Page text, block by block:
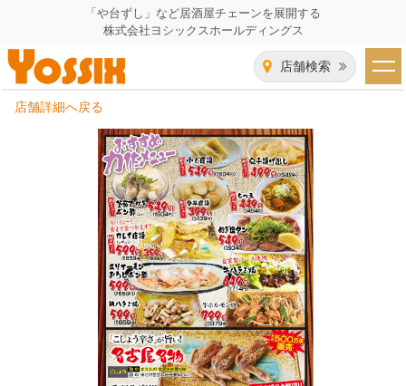
「や台ずし」など居酒屋チェーンを展開する
株式会社ヨシックスホールディングス
店舗検索
HOME
企業情報
企業情報トップ
代表者あいさつ
グループ会社
会社概要
事業一覧
飲食事業紹介
飲食事業紹介トップ
や台ずし
IR（株主・投資家）情報
IR情報トップ
採用情報
店舗詳細へ戻る